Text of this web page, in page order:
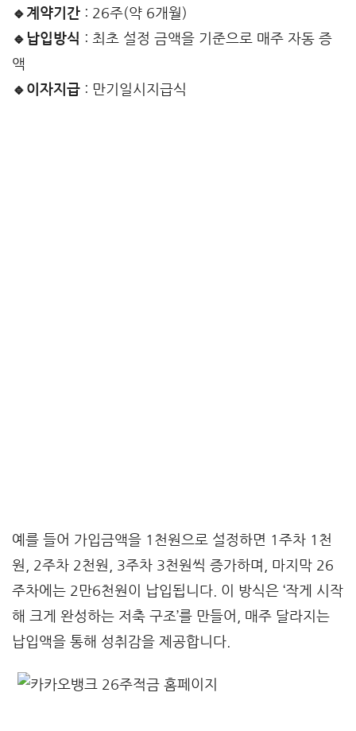
🔹계약기간 : 26주(약 6개월)
🔹납입방식 : 최초 설정 금액을 기준으로 매주 자동 증
액
🔹이자지급 : 만기일시지급식
예를 들어 가입금액을 1천원으로 설정하면 1주차 1천
원, 2주차 2천원, 3주차 3천원씩 증가하며, 마지막 26
주차에는 2만6천원이 납입됩니다. 이 방식은 ‘작게 시작
해 크게 완성하는 저축 구조’를 만들어, 매주 달라지는
납입액을 통해 성취감을 제공합니다.